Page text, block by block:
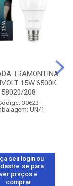
TRAMONTINA
15W 6500K
58020/208
30623
UN/1
seu login ou
se para
ver preços e
comprar